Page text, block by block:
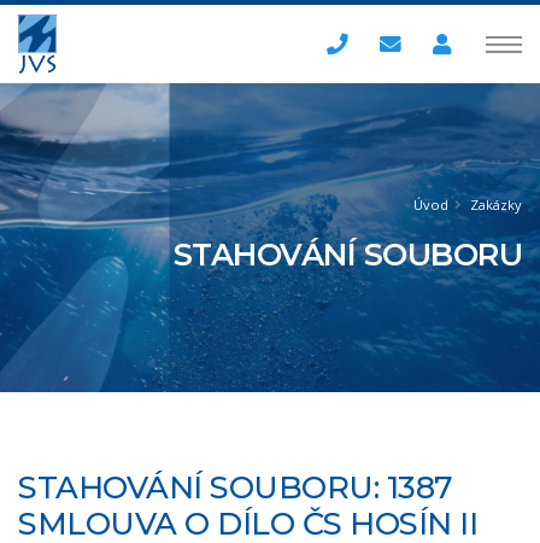
Úvod Zakázky
STAHOVÁNÍ SOUBORU
STAHOVÁNÍ SOUBORU: 1387
SMLOUVA O DÍLO ČS HOSÍN II